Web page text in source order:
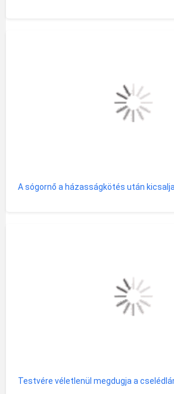
A sógornő a házasságkötés után
Testvére véletlenül megdugja a